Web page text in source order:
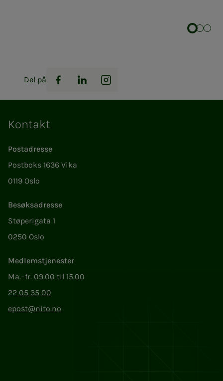
Del på
Facebook
LinkedInInstagram
Kontakt
Postadresse
Postboks 1636 Vika
0119 Oslo
Besøksadresse
Støperigata 1
0250 Oslo
Medlemstjenester
Ma.–fr. 09.00 til 15.00
22 05 35 00
epost@nito.no